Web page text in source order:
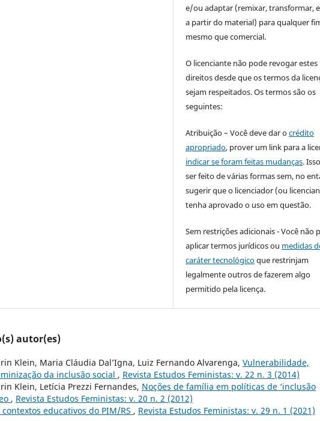
e/ou adaptar (remixar, transformar,
a partir do material) para qualquer
mesmo que comercial.
O licenciante não pode revogar estes
direitos desde que os termos da
sejam respeitados. Os termos são os
seguintes:
Atribuição – Você deve dar ocrédito
apropriado, prover um link para a
indicar se foram feitas mudanças.
ser feito de várias formas sem, no
sugerir que o licenciador (ou
tenha aprovado o uso em questão.
Sem restrições adicionais - Você não
aplicar termos jurídicos ou medidas
caráter tecnológicoque restrinjam
legalmente outros de fazerem algo
permitido pela licença.
autor(es)
Klein, Maria Cláudia Dal’Igna, Luiz Fernando Alvarenga, Vulnerabilidade,
da inclusão social , Revista Estudos Feministas: v. 22 n. 3 (2014)
Klein, Letícia Prezzi Fernandes, Noções de família em políticas de ‘inclusão
, Revista Estudos Feministas: v. 20 n. 2 (2012)
educativos do PIM/RS , Revista Estudos Feministas: v. 29 n. 1 (2021)